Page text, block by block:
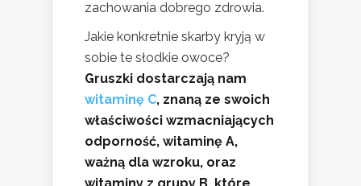
zachowania dobrego zdrowia.
Jakie konkretnie skarby kryją w
sobie te słodkie owoce?
Gruszki dostarczają nam
witaminę C, znaną ze swoich
właściwości wzmacniających
odporność, witaminę A,
ważną dla wzroku, oraz